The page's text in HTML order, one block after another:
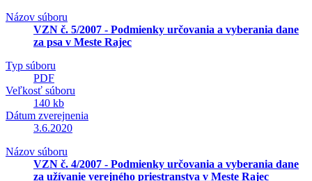
Názov súboru
VZN č. 5/2007 - Podmienky určovania a vyberania dane
za psa v Meste Rajec
Typ súboru
PDF
Veľkosť súboru
140 kb
Dátum zverejnenia
3.6.2020
Názov súboru
VZN č. 4/2007 - Podmienky určovania a vyberania dane
za užívanie verejného priestranstva v Meste Rajec